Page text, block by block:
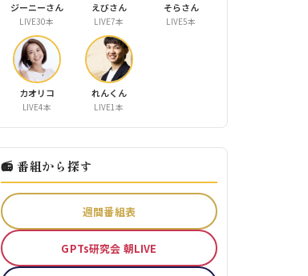
ジーニーさん
LIVE30本
えびさん
LIVE7本
そらさん
LIVE5本
カオリコ
LIVE4本
れんくん
LIVE1本
📻 番組から探す
週間番組表
GPTs研究会 朝LIVE